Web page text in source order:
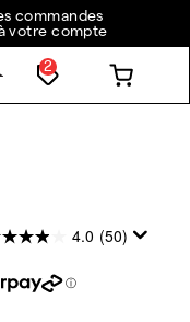
commandes
votre compte
2
4.0 (50)